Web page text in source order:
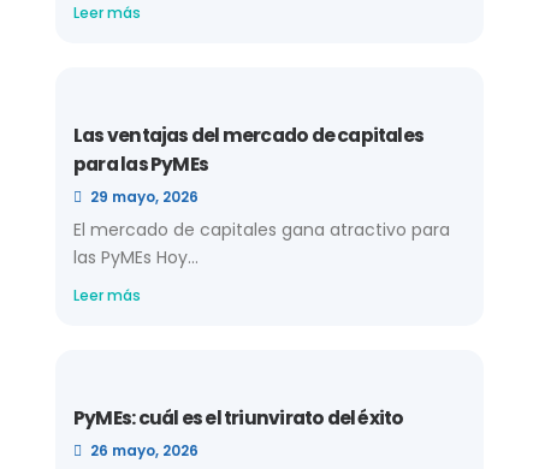
Leer más
Las ventajas del mercado de capitales
para las PyMEs
29 mayo, 2026
El mercado de capitales gana atractivo para
las PyMEs Hoy...
Leer más
PyMEs: cuál es el triunvirato del éxito
26 mayo, 2026